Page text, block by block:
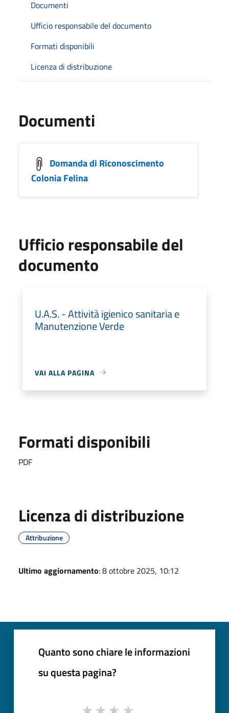
Documenti
Ufficio responsabile del documento
Formati disponibili
Licenza di distribuzione
Documenti
Domanda di Riconoscimento
Colonia Felina
Ufficio responsabile del
documento
U.A.S. - Attività igienico sanitaria e
Manutenzione Verde
VAI ALLA PAGINA
Formati disponibili
PDF
Licenza di distribuzione
Attribuzione
Ultimo aggiornamento: 8 ottobre 2025, 10:12
Quanto sono chiare le informazioni
su questa pagina?